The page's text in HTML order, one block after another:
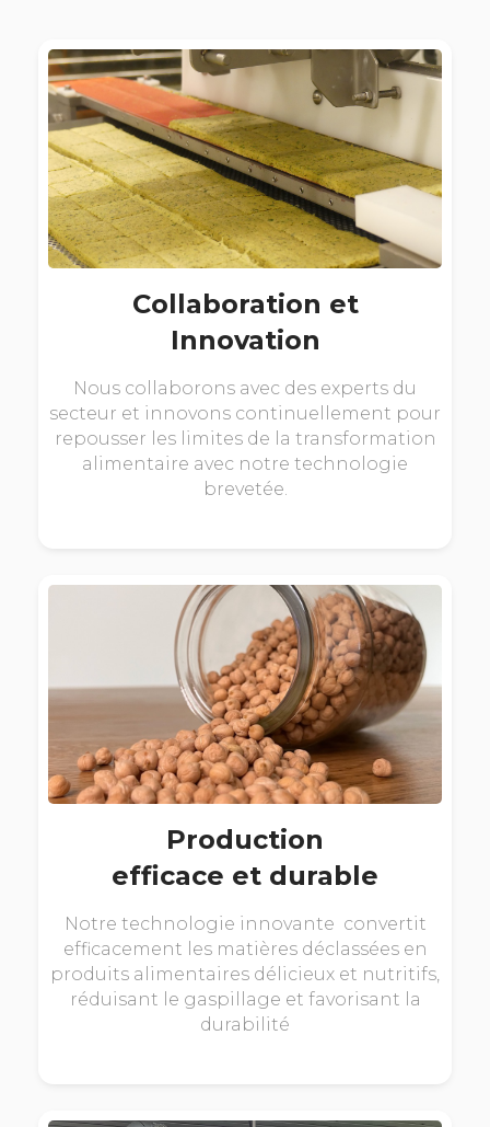
Collaboration et
Innovation
Nous collaborons avec des experts du
secteur et innovons continuellement pour
repousser les limites de la transformation
alimentaire avec notre technologie
brevetée.
Production
efficace et durable
Notre technologie innovante convertit
efficacement les matières déclassées en
produits alimentaires délicieux et nutritifs,
réduisant le gaspillage et favorisant la
durabilité